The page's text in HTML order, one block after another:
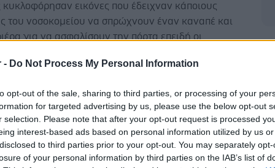
- Do Not Process My Personal Information
opt-out of the sale, sharing to third parties, or processing of your
for targeted advertising by us, please use the below opt-out
selection. Please note that after your opt-out request is processed
interest-based ads based on personal information utilized by us
to third parties prior to your opt-out. You may separately
of your personal information by third parties on the IAB’s list of
κυκλοφόρησαν εικόνες που έδειχναν κάποιους
του νοσοκομείου να σπρώχνουν έναν καναπέ και
για να ασφαλίσουν την πόρτα επειδή οι
δύο άλλες επιθέσεις σημειώθηκαν στο ίδιο
ένας 18χρονος ασθενής επιτέθηκε σε τρεις
των επειγόντων περιστατικών αργά την Κυριακή και